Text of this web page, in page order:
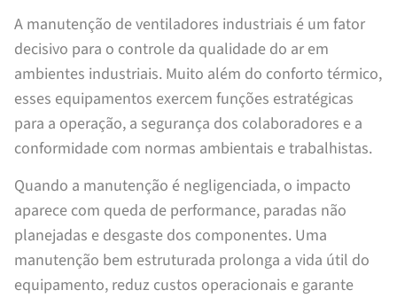
A manutenção de ventiladores industriais é um fator
decisivo para o controle da qualidade do ar em
ambientes industriais. Muito além do conforto térmico,
esses equipamentos exercem funções estratégicas
para a operação, a segurança dos colaboradores e a
conformidade com normas ambientais e trabalhistas.
Quando a manutenção é negligenciada, o impacto
aparece com queda de performance, paradas não
planejadas e desgaste dos componentes. Uma
manutenção bem estruturada prolonga a vida útil do
equipamento, reduz custos operacionais e garante